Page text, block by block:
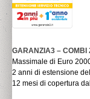
GARANZIA3 – COMBI
Massimale di Euro
2 anni di estensione
12 mesi di copertura